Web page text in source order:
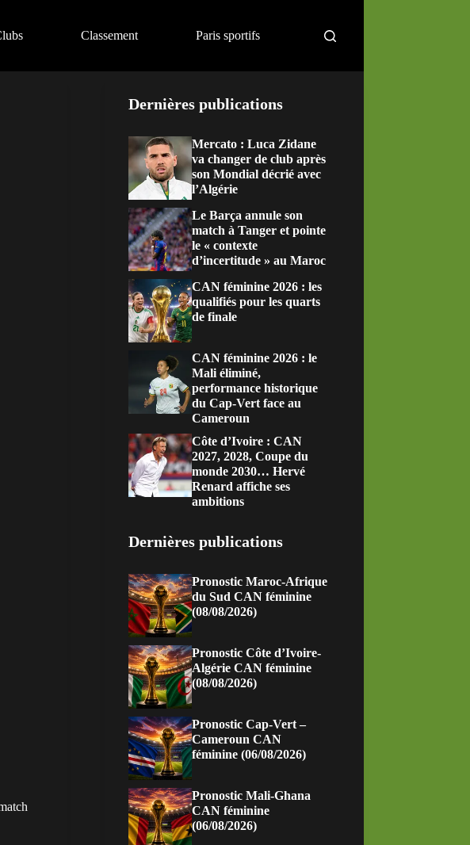
Classement Paris sportifs
Dernières publications
Mercato : Luca Zidane
va changer de club après
son Mondial décrié avec
l’Algérie
Le Barça annule son
match à Tanger et pointe
le « contexte
d’incertitude » au Maroc
CAN féminine 2026 : les
qualifiés pour les quarts
de finale
CAN féminine 2026 : le
Mali éliminé,
performance historique
du Cap-Vert face au
Cameroun
Côte d’Ivoire : CAN
2027, 2028, Coupe du
monde 2030… Hervé
Renard affiche ses
ambitions
Dernières publications
Pronostic Maroc-Afrique
du Sud CAN féminine
(08/08/2026)
Pronostic Côte d’Ivoire-
Algérie CAN féminine
(08/08/2026)
Pronostic Cap-Vert –
Cameroun CAN
féminine (06/08/2026)
Pronostic Mali-Ghana
CAN féminine
(06/08/2026)